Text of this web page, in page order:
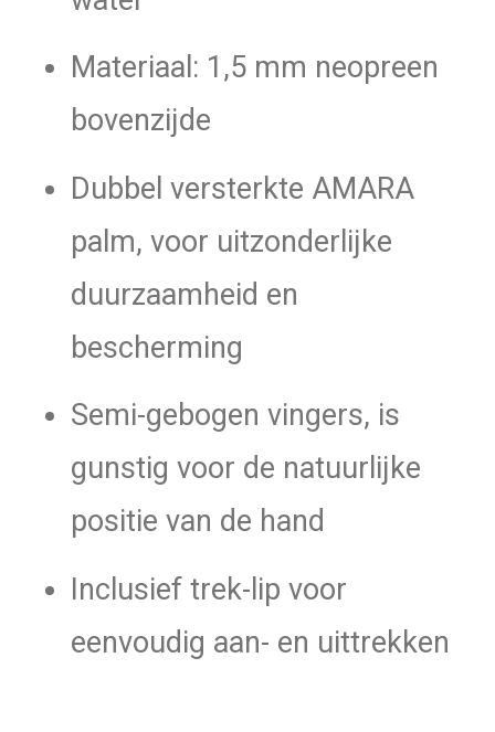
Materiaal: 1,5 mm neopreen
bovenzijde
Dubbel versterkte AMARA
palm, voor uitzonderlijke
duurzaamheid en
bescherming
Semi-gebogen vingers, is
gunstig voor de natuurlijke
positie van de hand
Inclusief trek-lip voor
eenvoudig aan- en uittrekken